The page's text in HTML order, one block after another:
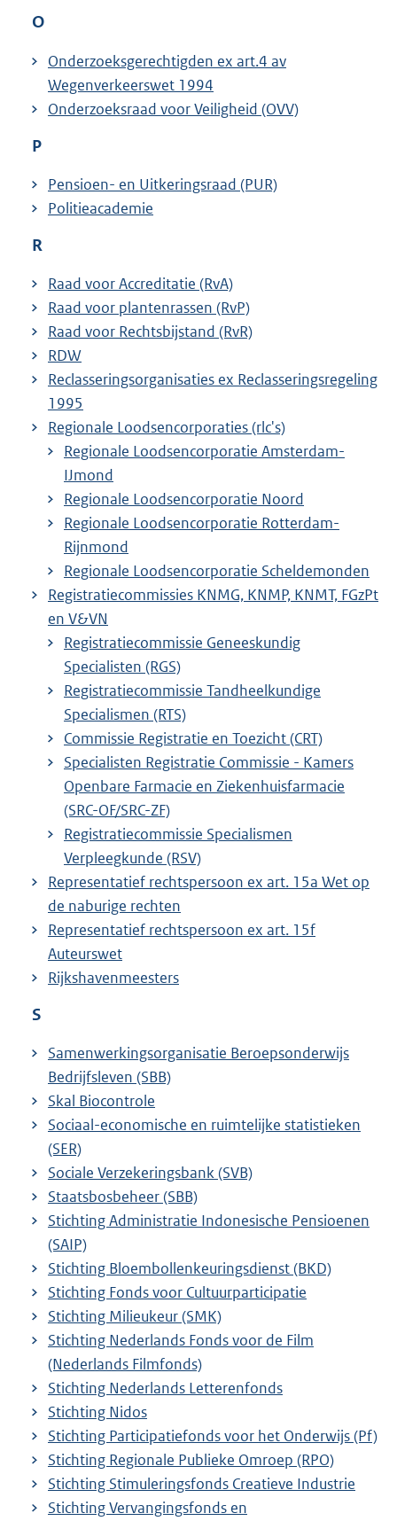
O
Onderzoeksgerechtigden ex art.4 av
Wegenverkeerswet 1994
Onderzoeksraad voor Veiligheid (OVV)
P
Pensioen- en Uitkeringsraad (PUR)
Politieacademie
R
Raad voor Accreditatie (RvA)
Raad voor plantenrassen (RvP)
Raad voor Rechtsbijstand (RvR)
RDW
Reclasseringsorganisaties ex Reclasseringsregeling
1995
Regionale Loodsencorporaties (rlc's)
Regionale Loodsencorporatie Amsterdam-
IJmond
Regionale Loodsencorporatie Noord
Regionale Loodsencorporatie Rotterdam-
Rijnmond
Regionale Loodsencorporatie Scheldemonden
Registratiecommissies KNMG, KNMP, KNMT, FGzPt
en V&VN
Registratiecommissie Geneeskundig
Specialisten (RGS)
Registratiecommissie Tandheelkundige
Specialismen (RTS)
Commissie Registratie en Toezicht (CRT)
Specialisten Registratie Commissie - Kamers
Openbare Farmacie en Ziekenhuisfarmacie
(SRC-OF/SRC-ZF)
Registratiecommissie Specialismen
Verpleegkunde (RSV)
Representatief rechtspersoon ex art. 15a Wet op
de naburige rechten
Representatief rechtspersoon ex art. 15f
Auteurswet
Rijkshavenmeesters
S
Samenwerkingsorganisatie Beroepsonderwijs
Bedrijfsleven (SBB)
Skal Biocontrole
Sociaal-economische en ruimtelijke statistieken
(SER)
Sociale Verzekeringsbank (SVB)
Staatsbosbeheer (SBB)
Stichting Administratie Indonesische Pensioenen
(SAIP)
Stichting Bloembollenkeuringsdienst (BKD)
Stichting Fonds voor Cultuurparticipatie
Stichting Milieukeur (SMK)
Stichting Nederlands Fonds voor de Film
(Nederlands Filmfonds)
Stichting Nederlands Letterenfonds
Stichting Nidos
Stichting Participatiefonds voor het Onderwijs (Pf)
Stichting Regionale Publieke Omroep (RPO)
Stichting Stimuleringsfonds Creatieve Industrie
Stichting Vervangingsfonds en